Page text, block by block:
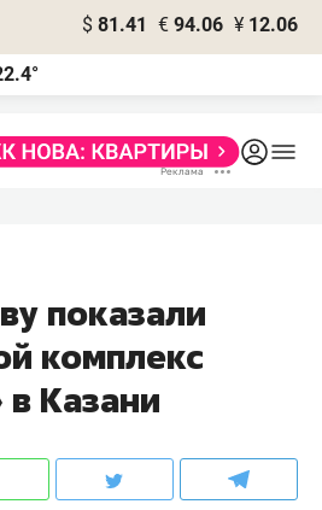
$ 81.41 € 94.06 ¥ 12.06
показали
комплекс
в Казани